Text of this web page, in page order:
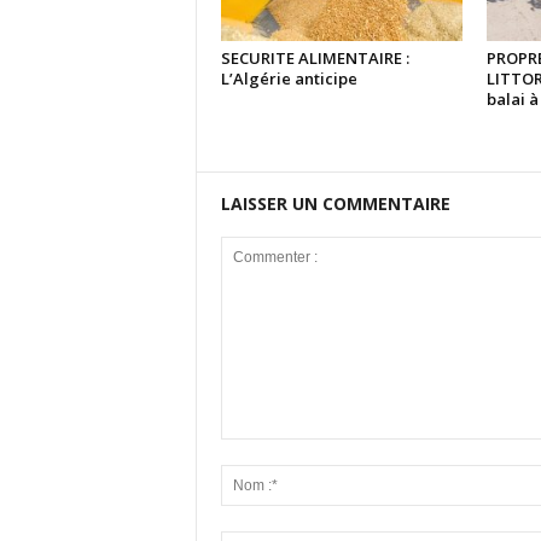
SECURITE ALIMENTAIRE :
L’Algérie anticipe
balai
LAISSER UN COMMENTAIRE